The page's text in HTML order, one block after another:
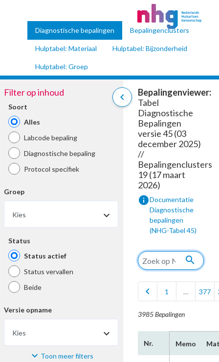
Diagnostische bepalingen Bepalingenclusters
Hulptabel: Materiaal Hulptabel: Bijzonderheid
Hulptabel: Groep
chevron_left
Filter op inhoud
Soort
Alles
Labcode bepaling
Diagnostische bepaling
Protocol specifiek
Groep
Kies
Status
Status actief
Status vervallen
Beide
Versie opname
Kies
Materiaal Toon meer filters
Bepalingenviewer:
Tabel
Diagnostische
Bepalingen
versie 45 (03
december 2025)
//
Bepalingenclusters
19 (17 maart
2026)
infoDocumentatie
Diagnostische
bepalingen
(NHG-Tabel 45)
search
chevron_left 1 … 377
3985 Bepalingen
Nr. Memo